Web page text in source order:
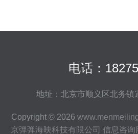
电话：
地址：北京市顺义区北务镇
Copyright © 2026
京弹弹海映科技有限公司 信息咨询